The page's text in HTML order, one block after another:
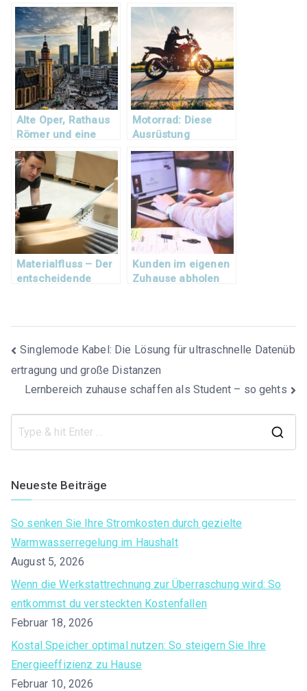
Alte Oper, Rathaus
Römer und eine
beeindruckende
Skyline: Entdecken
Sie Frankfurt
Motorrad: Diese
Ausrüstung
brauchen Sie
Materialfluss – Der
entscheidende
Kunden im eigenen
Zuhause abholen
Beitragsnavigation
Singlemode Kabel: Die Lösung für ultraschnelle Datenüb
ertragung und große Distanzen
Lernbereich zuhause schaffen als Student – so gehts
r
Neueste Beiträge
So senken Sie Ihre Stromkosten durch gezielte
Warmwasserregelung im Haushalt
August 5, 2026
Wenn die Werkstattrechnung zur Überraschung wird: So
entkommst du versteckten Kostenfallen
Februar 18, 2026
Kostal Speicher optimal nutzen: So steigern Sie Ihre
Energieeffizienz zu Hause
Februar 10, 2026